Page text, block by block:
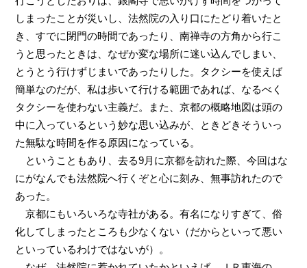
しまったことが災いし、法然院の入り口にたどり着いたと
き、すでに閉門の時間であったり、南禅寺の方角から行こ
うと思ったときは、なぜか変な場所に迷い込んでしまい、
とうとう行けずじまいであったりした。タクシーを使えば
簡単なのだが、私は歩いて行ける範囲であれば、なるべく
タクシーを使わない主義だ。また、京都の概略地図は頭の
中に入っているという妙な思い込みが、ときどきそういっ
た無駄な時間を作る原因になっている。
ということもあり、去る9月に京都を訪れた際、今回はな
にがなんでも法然院へ行くぞと心に刻み、無事訪れたので
あった。
京都にもいろいろな寺社がある。有名になりすぎて、俗
化してしまったところも少なくない（だからといって悪い
といっているわけではないが）。